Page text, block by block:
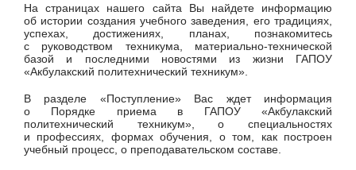
На страницах нашего сайта Вы найдете информацию
об истории создания учебного заведения, его традициях,
успехах, достижениях, планах, познакомитесь
с руководством техникума, материально-технической
базой и последними новостями из жизни ГАПОУ
«Акбулакский политехнический техникум».
В разделе «Поступление» Вас ждет информация
о Порядке приема в ГАПОУ «Акбулакский
политехнический техникум», о специальностях
и профессиях, формах обучения, о том, как построен
учебный процесс, о преподавательском составе.